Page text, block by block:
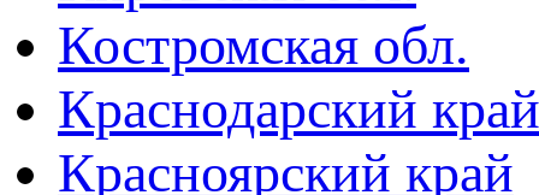
Костромская обл.
Краснодарский край
Красноярский край